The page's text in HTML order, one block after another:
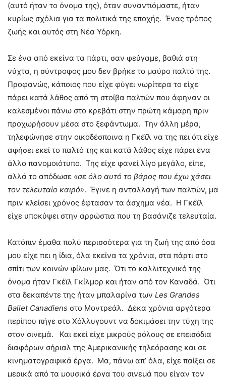
(αυτό ήταν το όνομα της), όταν συναντιόμαστε, ήταν
κυρίως σχόλια για τα πολιτικά της εποχής. Ένας τρόπος
ζωής και αυτός στη Νέα Υόρκη.
Σε ένα από εκείνα τα πάρτι, σαν φεύγαμε, βαθιά στη
νύχτα, η σύντροφος μου δεν βρήκε το μαύρο παλτό της.
Προφανώς, κάποιος που είχε φύγει νωρίτερα το είχε
πάρει κατά λάθος από τη στοίβα παλτών που άφηναν οι
καλεσμένοι πάνω στο κρεβάτι στην πρώτη κάμαρη πριν
προχωρήσουν μέσα στο ξεφάντωμα. Την άλλη μέρα,
τηλεφώνησε στην οικοδέσποινα η Γκέϊλ να της πει ότι είχε
αφήσει εκεί το παλτό της και κατά λάθος είχε πάρει ένα
άλλο πανομοιότυπο. Της είχε φανεί λίγο μεγάλο, είπε,
αλλά το απόδωσε «σε όλο αυτό το βάρος που έχω χάσει
τον τελευταίο καιρό». Έγινε η ανταλλαγή των παλτών, μα
πριν κλείσει χρόνος έφτασαν τα άσχημα νέα. Η Γκέϊλ
είχε υποκύψει στην αρρώστια που τη βασάνιζε τελευταία.
Κατόπιν έμαθα πολύ περισσότερα για τη ζωή της από όσα
μου είχε πει η ίδια, όλα εκείνα τα χρόνια, στα πάρτι στο
σπίτι των κοινών φίλων μας. Ότι το καλλιτεχνικό της
όνομα ήταν Γκέϊλ Γκίλμορ και ήταν από τον Καναδά. Ότι
στα δεκαπέντε της ήταν μπαλαρίνα των Les Grandes
Ballet Canadiens στο Μοντρεάλ. Δέκα χρόνια αργότερα
περίπου πήγε στο Χόλλυγουντ να δοκιμάσει την τύχη της
στον σινεμά. Και εκεί είχε μικρούς ρόλους σε επεισόδια
διαφόρων σήριαλ της Αμερικανικής τηλεόρασης και σε
κινηματογραφικά έργα. Μα, πάνω απ’ όλα, είχε παίξει σε
μερικά από τα μουσικά έργα του σινεμά που είχαν τον